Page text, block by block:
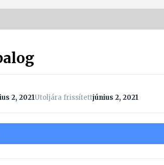
2, 2021Utoljára frissítettjúnius 2, 2021